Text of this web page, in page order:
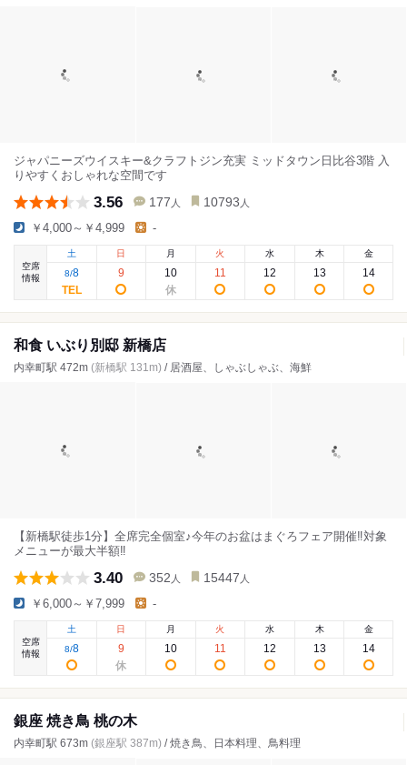
ジャパニーズウイスキー&クラフトジン充実 ミッドタウン日比谷3階 入
りやすくおしゃれな空間です
3.56 177 人 10793 人
￥4,000～￥4,999 -
空席
情報
土
8/8
日
9
月
10
火
11
水
12
木
13
金
14
和食 いぶり別邸 新橋店
内幸町駅 472m (新橋駅 131m) / 居酒屋、しゃぶしゃぶ、海鮮
【新橋駅徒歩1分】全席完全個室♪今年のお盆はまぐろフェア開催‼対象
メニューが最大半額‼
3.40 352 人 15447 人
￥6,000～￥7,999 -
空席
情報
土
8/8
日
9
月
10
火
11
水
12
木
13
金
14
銀座 焼き鳥 桃の木
内幸町駅 673m (銀座駅 387m) / 焼き鳥、日本料理、鳥料理